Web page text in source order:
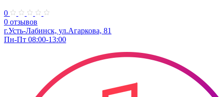
0
0 отзывов
г.Усть-Лабинск, ул.Агаркова, 81
Пн-Пт 08:00-13:00